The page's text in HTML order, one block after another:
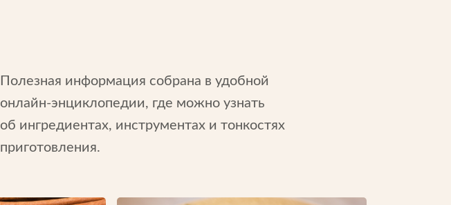
Полезная информация собрана в удобной
онлайн-энциклопедии, где можно узнать
об ингредиентах, инструментах и тонкостях
приготовления.